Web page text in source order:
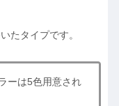
たタイプです。
ーは5色用意され